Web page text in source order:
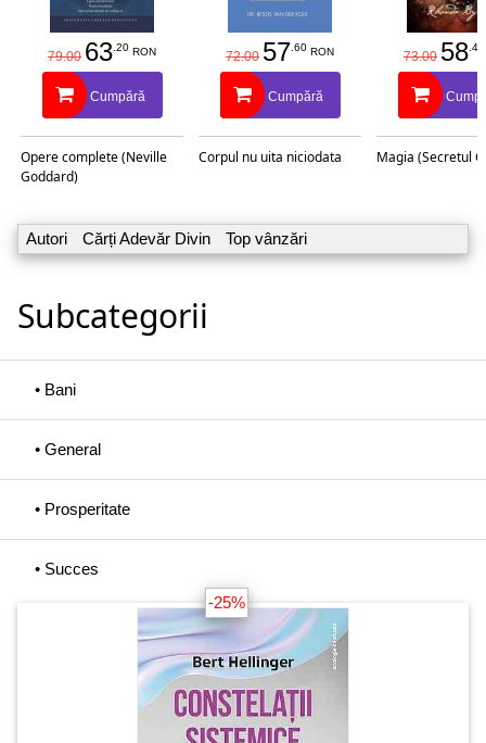
79.00 63 .20 RON
Cumpără
Opere complete (Neville
Goddard)
72.00 57 .60 RON
Cumpără
Corpul nu uita niciodata
73.00 58 .40
Magia (Secretul
Autori Cărți Adevăr Divin Top vânzări
Subcategorii
• Bani
• General
• Prosperitate
• Succes
-25%